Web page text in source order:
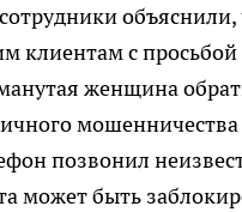
клиентам с
женщина
позвонил
может быть